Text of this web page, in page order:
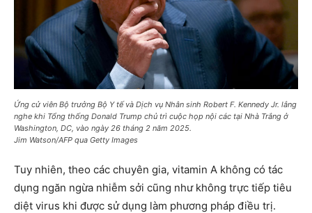
Ứng cử viên Bộ trưởng Bộ Y tế và Dịch vụ Nhân sinh Robert F. Kennedy Jr. lắng
nghe khi Tổng thống Donald Trump chủ trì cuộc họp nội các tại Nhà Trắng ở
Washington, DC, vào ngày 26 tháng 2 năm 2025.
Jim Watson/AFP qua Getty Images
Tuy nhiên, theo các chuyên gia, vitamin A không có tác
dụng ngăn ngừa nhiễm sởi cũng như không trực tiếp tiêu
diệt virus khi được sử dụng làm phương pháp điều trị.